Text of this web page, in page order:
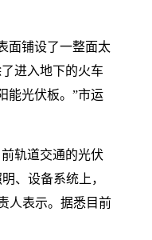
面铺设了一整面太
进入地下的火车
能光伏板。”市运
轨道交通的光伏
、设备系统上，
人表示。据悉目前